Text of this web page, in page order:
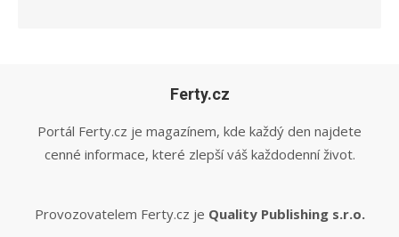
Ferty.cz
Portál Ferty.cz je magazínem, kde každý den najdete
cenné informace, které zlepší váš každodenní život.
Provozovatelem Ferty.cz je Quality Publishing s.r.o.